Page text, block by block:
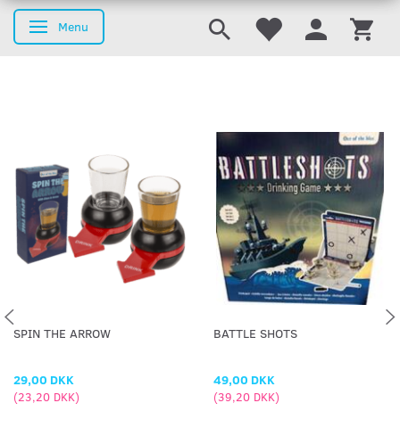
Skifte navigation
Menu
SPIN THE ARROW
29,00 DKK
(23,20 DKK)
BATTLE SHOTS
49,00 DKK
(39,20 DKK)